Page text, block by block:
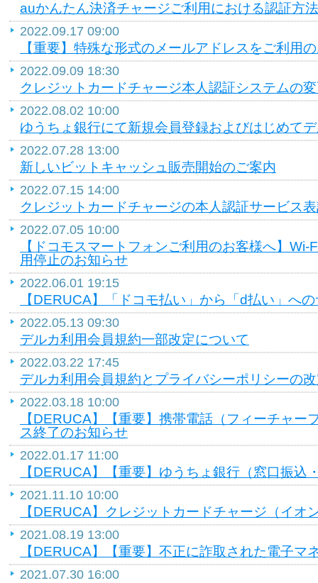
auかんたん決済チャージご利用における認証方
2022.09.17 09:00
【重要】特殊な形式のメールアドレスをご利用
2022.09.09 18:30
クレジットカードチャージ本人認証システムの
2022.08.02 10:00
ゆうちょ銀行にて新規会員登録およびはじめて
2022.07.28 13:00
新しいビットキャッシュ販売開始のご案内
2022.07.15 14:00
クレジットカードチャージの本人認証サービス
2022.07.05 10:00
【ドコモスマートフォンご利用のお客様へ】
用停止のお知らせ
2022.06.01 19:15
【DERUCA】「ドコモ払い」から「d払い」へ
2022.05.13 09:30
デルカ利用会員規約一部改定について
2022.03.22 17:45
デルカ利用会員規約とプライバシーポリシーの
2022.03.18 10:00
【DERUCA】【重要】携帯電話（フィーチャー
ス終了のお知らせ
2022.01.17 11:00
【DERUCA】【重要】ゆうちょ銀行（窓口振込
2021.11.10 10:00
【DERUCA】クレジットカードチャージ（イオ
2021.08.19 13:00
【DERUCA】【重要】不正に詐取された電子マ
2021.07.30 16:00